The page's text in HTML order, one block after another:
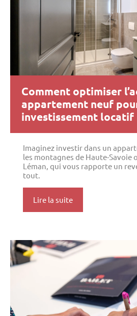
Comment optimiser
appartement neuf
investissement locatif
Imaginez investir dans un
les montagnes de Haute-Savoie
Léman, qui vous rapporte un
tout.
Lire la suite